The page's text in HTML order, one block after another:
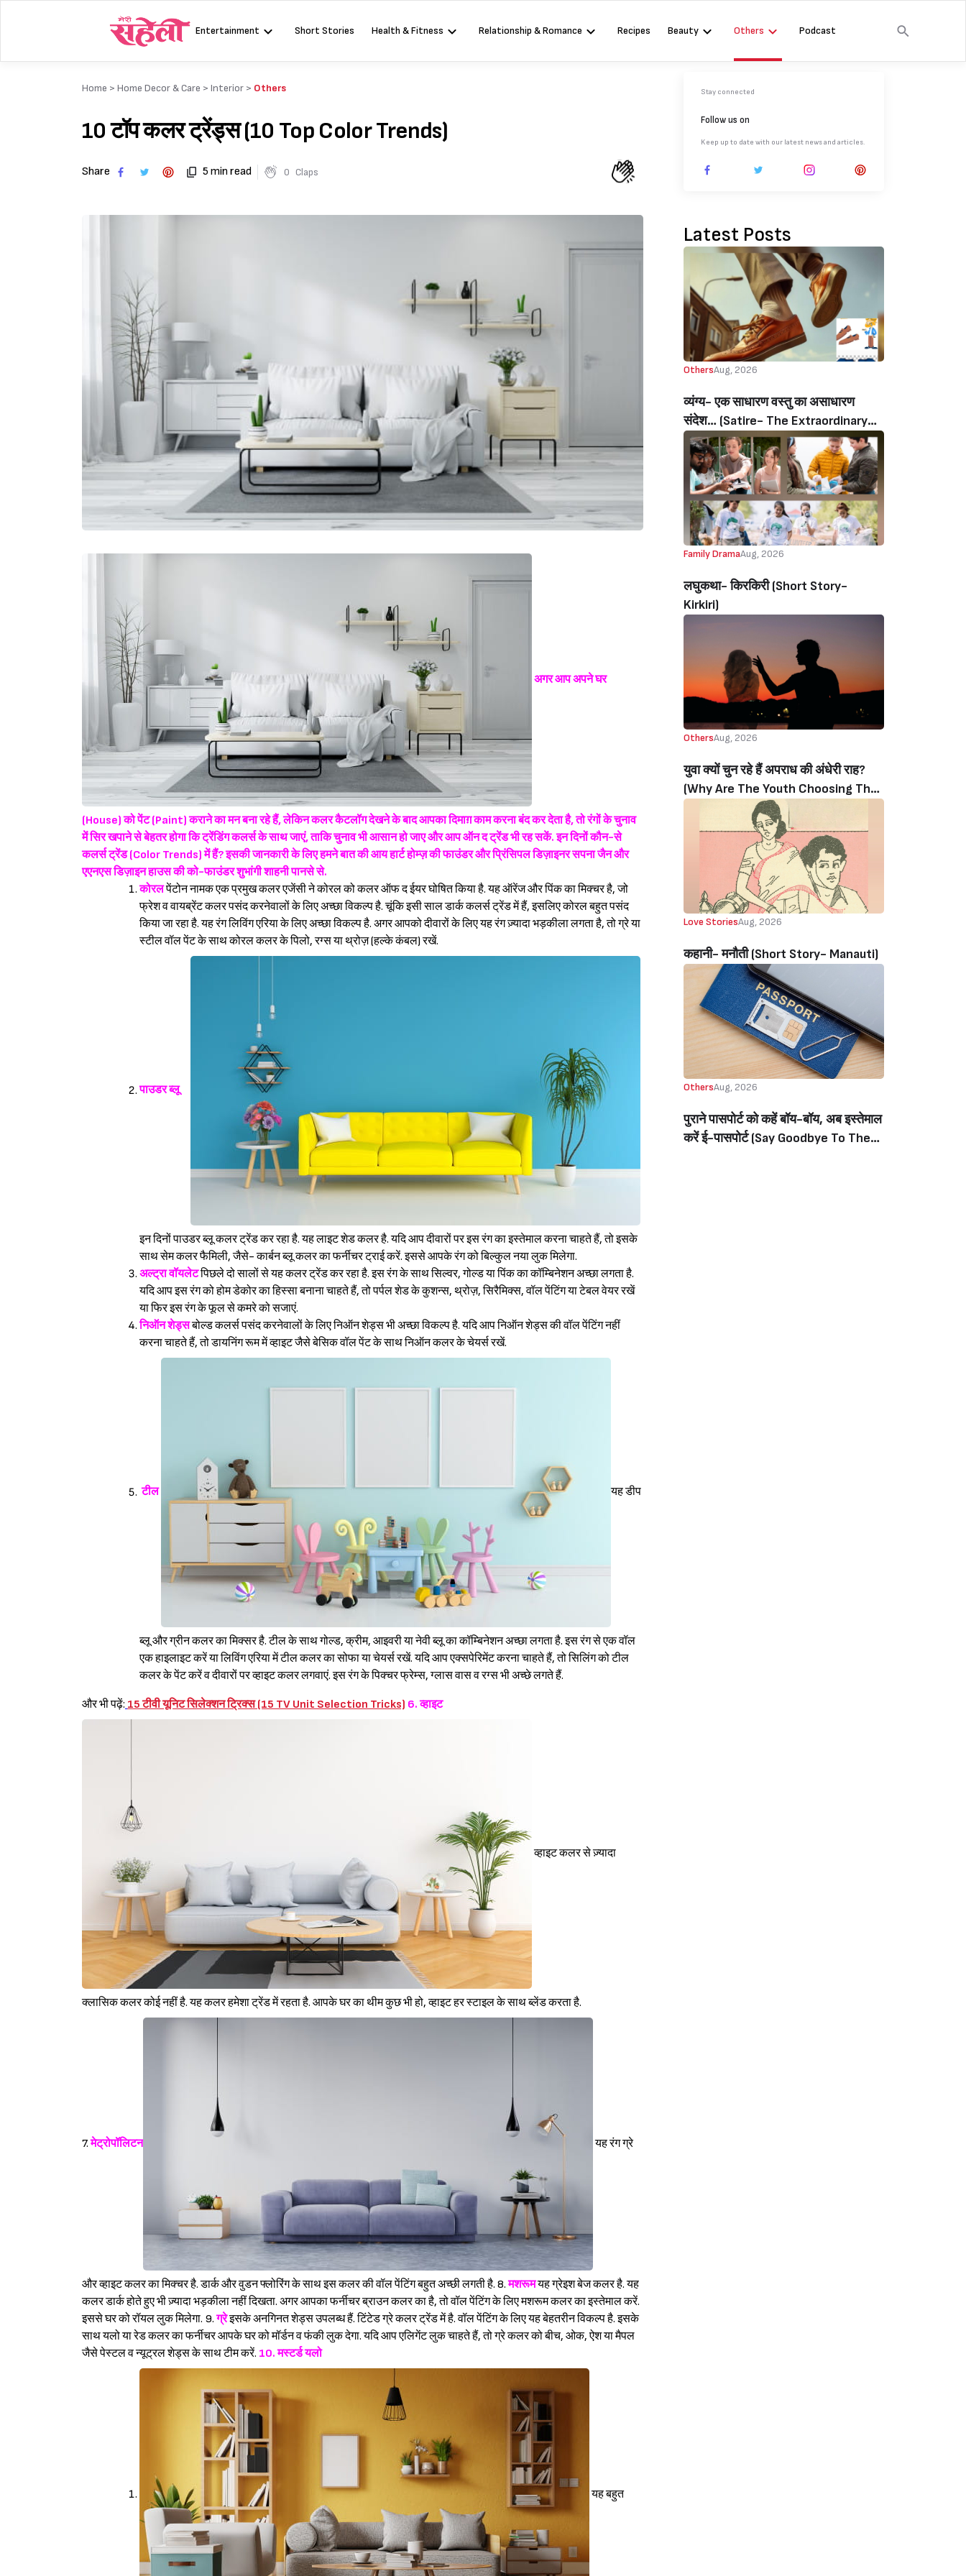
Sign in
Entertainment Short Stories Health & Fitness Relationship & Romance Recipes Beauty Others Podcast
Home > Home Decor & Care > Interior > Others
10 टॉप कलर ट्रेंड्स (10 Top Color Trends)
Share 5 min read 0 Claps
अगर आप अपने घर
(House) को पेंट (Paint) कराने का मन बना रहे हैं, लेकिन कलर कैटलॉग देखने के बाद आपका दिमाग़ काम करना बंद कर देता है, तो रंगों के चुनाव
में सिर खपाने से बेहतर होगा कि ट्रेंडिंग कलर्स के साथ जाएं, ताकि चुनाव भी आसान हो जाए और आप ऑन द ट्रेंड भी रह सकें. इन दिनों कौन-से
कलर्स ट्रेंड (Color Trends) में हैं? इसकी जानकारी के लिए हमने बात की आय हार्ट होम्ज़ की फाउंडर और प्रिंसिपल डिज़ाइनर सपना जैन और
एएनएस डिज़ाइन हाउस की को-फाउंडर शुभांगी शाहनी पानसे से.
कोरलपेंटोन नामक एक प्रमुख कलर एजेंसी ने कोरल को कलर ऑफ द ईयर घोषित किया है. यह ऑरेंज और पिंक का मिक्चर है, जो
फ्रेश व वायब्रेंट कलर पसंद करनेवालों के लिए अच्छा विकल्प है. चूंकि इसी साल डार्क कलर्स ट्रेंड में हैं, इसलिए कोरल बहुत पसंद
किया जा रहा है. यह रंग लिविंग एरिया के लिए अच्छा विकल्प है. अगर आपको दीवारों के लिए यह रंग ज़्यादा भड़कीला लगता है, तो ग्रे या
स्टील वॉल पेंट के साथ कोरल कलर के पिलो, रग्स या थ्रोज़ (हल्के कंबल) रखें.
पाउडर ब्लू
इन दिनों पाउडर ब्लू कलर ट्रेंड कर रहा है. यह लाइट शेड कलर है. यदि आप दीवारों पर इस रंग का इस्तेमाल करना चाहते हैं, तो इसके
साथ सेम कलर फैमिली, जैसे- कार्बन ब्लू कलर का फर्नीचर ट्राई करें. इससे आपके रंग को बिल्कुल नया लुक मिलेगा.
अल्ट्रा वॉयलेटपिछले दो सालों से यह कलर ट्रेंड कर रहा है. इस रंग के साथ सिल्वर, गोल्ड या पिंक का कॉम्बिनेशन अच्छा लगता है.
यदि आप इस रंग को होम डेकोर का हिस्सा बनाना चाहते हैं, तो पर्पल शेड के कुशन्स, थ्रोज़, सिरैमिक्स, वॉल पेंटिंग या टेबल वेयर रखें
या फिर इस रंग के फूल से कमरे को सजाएं.
निऑन शेड्सबोल्ड कलर्स पसंद करनेवालों के लिए निऑन शेड्स भी अच्छा विकल्प है. यदि आप निऑन शेड्स की वॉल पेंटिंग नहीं
करना चाहते हैं, तो डायनिंग रूम में व्हाइट जैसे बेसिक वॉल पेंट के साथ निऑन कलर के चेयर्स रखें.
टील यह डीप
ब्लू और ग्रीन कलर का मिक्सर है. टील के साथ गोल्ड, क्रीम, आइवरी या नेवी ब्लू का कॉम्बिनेशन अच्छा लगता है. इस रंग से एक वॉल
एक हाइलाइट करें या लिविंग एरिया में टील कलर का सोफा या चेयर्स रखें. यदि आप एक्सपेरिमेंट करना चाहते हैं, तो सिलिंग को टील
कलर के पेंट करें व दीवारों पर व्हाइट कलर लगवाएं. इस रंग के पिक्चर फ्रेम्स, ग्लास वास व रग्स भी अच्छे लगते हैं.
और भी पढ़ें: 15 टीवी यूनिट सिलेक्शन ट्रिक्स (15 TV Unit Selection Tricks) 6. व्हाइट
व्हाइट कलर से ज़्यादा
क्लासिक कलर कोई नहीं है. यह कलर हमेशा ट्रेंड में रहता है. आपके घर का थीम कुछ भी हो, व्हाइट हर स्टाइल के साथ ब्लेंड करता है.
7.मेट्रोपॉलिटन यह रंग ग्रे
और व्हाइट कलर का मिक्चर है. डार्क और वुडन फ्लोरिंग के साथ इस कलर की वॉल पेंटिंग बहुत अच्छी लगती है. 8.मशरूमयह ग्रेइश बेज कलर है. यह
कलर डार्क होते हुए भी ज़्यादा भड़कीला नहीं दिखता. अगर आपका फर्नीचर ब्राउन कलर का है, तो वॉल पेंटिंग के लिए मशरूम कलर का इस्तेमाल करें.
इससे घर को रॉयल लुक मिलेगा. 9.ग्रेइसके अनगिनत शेड्स उपलब्ध हैं. टिंटेड ग्रे कलर ट्रेंड में है. वॉल पेंटिंग के लिए यह बेहतरीन विकल्प है. इसके
साथ यलो या रेड कलर का फर्नीचर आपके घर को मॉर्डन व फंकी लुक देगा. यदि आप एलिगेंट लुक चाहते हैं, तो ग्रे कलर को बीच, ओक, ऐश या मैपल
जैसे पेस्टल व न्यूट्रल शेड्स के साथ टीम करें. 10.मस्टर्ड यलो
यह बहुत
Stay connected
Follow us on
Keep up to date with our latest news and articles.
Latest Posts
OthersAug, 2026
व्यंग्य- एक साधारण वस्तु का असाधारण
संदेश… (Satire- The Extraordinary
Message Of An Ordinary Object…)
Family DramaAug, 2026
लघुकथा- किरकिरी (Short Story-
Kirkiri)
OthersAug, 2026
युवा क्यों चुन रहे हैं अपराध की अंधेरी राह?
(Why Are The Youth Choosing The
Dark Path Of Crime?)
Love StoriesAug, 2026
कहानी- मनौती (Short Story- Manauti)
OthersAug, 2026
पुराने पासपोर्ट को कहें बॉय-बॉय, अब इस्तेमाल
करें ई-पासपोर्ट (Say Goodbye To The